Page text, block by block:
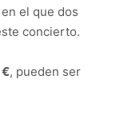
el que dos
concierto.
, pueden ser